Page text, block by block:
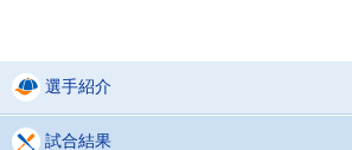
選手紹介
試合結果